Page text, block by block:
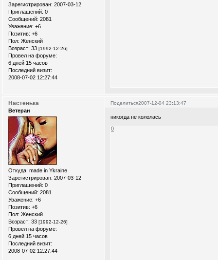
Зарегистрирован: 2007-03-12
Приглашений: 0
Сообщений: 2081
Уважение: +6
Позитив: +6
Пол: Женский
Возраст: 33 [1992-12-26]
Провел на форуме:
6 дней 15 часов
Последний визит:
2008-07-02 12:27:44
Поделиться2007-12-04 23:13:47
Настенька
Ветеран
Откуда: made in Ykraine
Зарегистрирован: 2007-03-12
Приглашений: 0
Сообщений: 2081
Уважение: +6
Позитив: +6
Пол: Женский
Возраст: 33 [1992-12-26]
Провел на форуме:
6 дней 15 часов
Последний визит:
2008-07-02 12:27:44
никогда не кололась
0